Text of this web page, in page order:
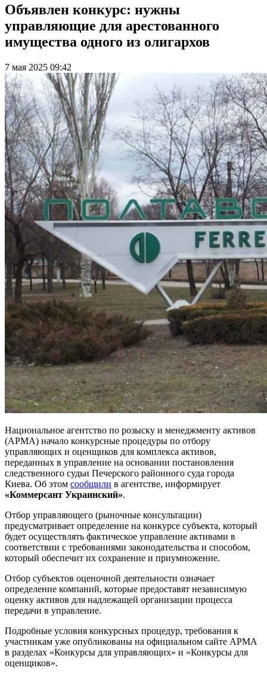
Объявлен конкурс: нужны
управляющие для арестованного
имущества одного из олигархов
7 мая 2025 09:42
Национальное агентство по розыску и менеджменту активов
(АРМА) начало конкурсные процедуры по отбору
управляющих и оценщиков для комплекса активов,
переданных в управление на основании постановления
следственного судьи Печерского районного суда города
Киева. Об этом сообщили в агентстве, информирует
«Коммерсант Украинский».
Отбор управляющего (рыночные консультации)
предусматривает определение на конкурсе субъекта, который
будет осуществлять фактическое управление активами в
соответствии с требованиями законодательства и способом,
который обеспечит их сохранение и приумножение.
Отбор субъектов оценочной деятельности означает
определение компаний, которые предоставят независимую
оценку активов для надлежащей организации процесса
передачи в управление.
Подробные условия конкурсных процедур, требования к
участникам уже опубликованы на официальном сайте АРМА
в разделах «Конкурсы для управляющих» и «Конкурсы для
оценщиков».